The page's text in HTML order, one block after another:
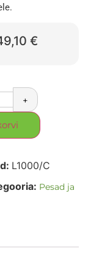
€
+
L1000/C
Pesad ja